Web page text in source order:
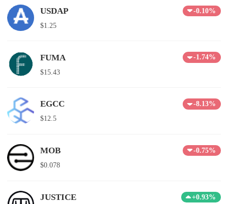
USDAP
-0.10%
$1.25
FUMA
-1.74%
$15.43
EGCC
-8.13%
$12.5
MOB
-0.75%
$0.078
JUSTICE
+0.93%